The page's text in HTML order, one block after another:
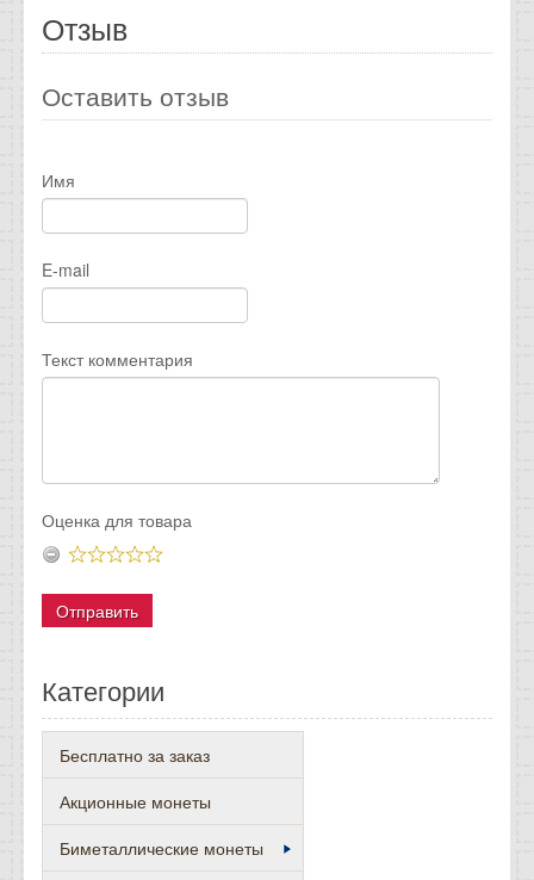
Отзыв
Оставить отзыв
Имя
E-mail
Текст комментария
Оценка для товара
Категории
Бесплатно за заказ
Акционные монеты
Биметаллические монеты